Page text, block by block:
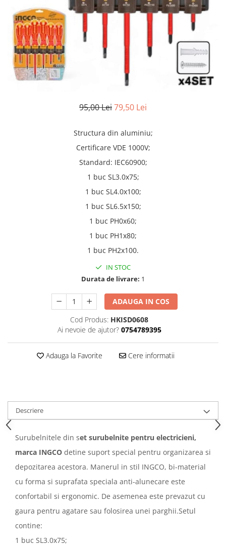
Scule pentru instalatii
Scule pentru taiat
Instrumete masura/accesorii
Accesorii si consumabile
Biti si truse biti
Burghie si truse burghie
Alte unelte si accesorii
Electrice
Feronerie
Motoare universale
Unelte casa
Unelte gradina
95,00 Lei79,50 Lei
Structura din aluminiu;
Certificare VDE 1000V;
Standard: IEC60900;
1 buc SL3.0x75;
1 buc SL4.0x100;
1 buc SL6.5x150;
1 buc PH0x60;
1 buc PH1x80;
1 buc PH2x100.
IN STOC
Durata de livrare: 1
ADAUGA IN COS
Cod Produs: HKISD0608
Ai nevoie de ajutor? 0754789395
Adauga la Favorite Cere informatii
Descriere
Surubelnitele din set surubelnite pentru electricieni,
marca INGCO detine suport special pentru organizarea si
depozitarea acestora. Manerul in stil INGCO, bi-material
cu forma si suprafata speciala anti-alunecare este
confortabil si ergonomic. De asemenea este prevazut cu
gaura pentru agatare sau folosirea unei parghii.Setul
contine:
1 buc SL3.0x75;